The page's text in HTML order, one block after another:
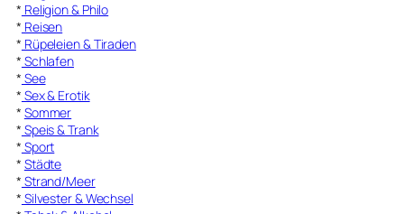
* Religion & Philo
* Reisen
* Rüpeleien & Tiraden
* Schlafen
* See
* Sex & Erotik
* Sommer
* Speis & Trank
* Sport
* Städte
* Strand/Meer
* Silvester & Wechsel